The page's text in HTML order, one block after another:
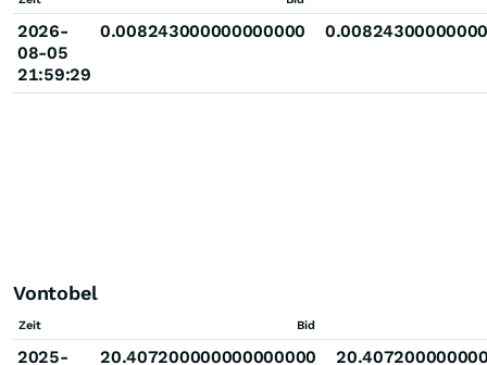
2026-
08-05
21:59:29
0.008243000000000000
Vontobel
Zeit Bid
2025-
20.407200000000000000